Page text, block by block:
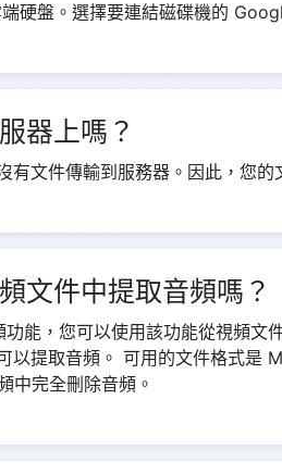
硬盤。選擇要連結磁碟機的
器上嗎？
有文件傳輸到服務器。因此，您的
文件中提取音頻嗎？
能，您可以使用該功能從視頻
以提取音頻。 可用的文件格式
中完全刪除音頻。